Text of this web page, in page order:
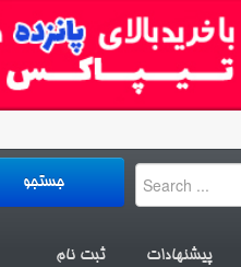
پیشنهادات ثبت نام